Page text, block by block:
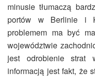
minusie tłumaczą
portów w Berlinie i
problemem ma być
województwie
jest odrobienie strat
informacją jest fakt, że